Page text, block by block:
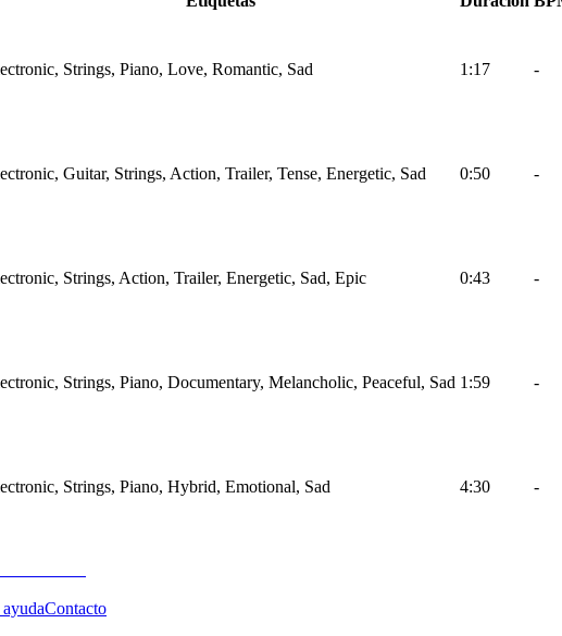
Strings, Piano, Love, Romantic, Sad 1:17 -
Guitar, Strings, Action, Trailer, Tense, Energetic, Sad 0:50 -
Strings, Action, Trailer, Energetic, Sad, Epic 0:43 -
Strings, Piano, Documentary, Melancholic, Peaceful, Sad 1:59 -
Strings, Piano, Hybrid, Emotional, Sad 4:30 -
Contacto